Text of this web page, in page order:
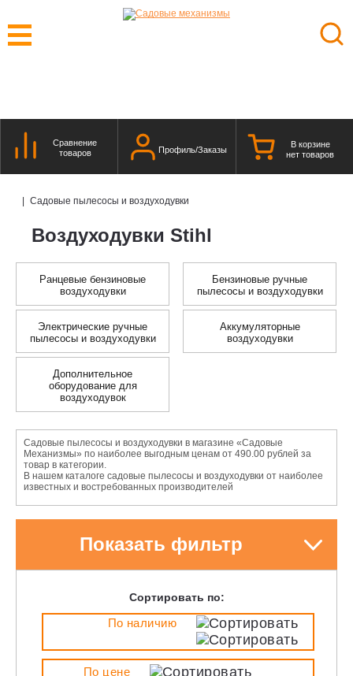
Сравнение
товаров
Профиль/Заказы
В корзине
нет товаров
| Садовые пылесосы и воздуходувки
Воздуходувки Stihl
Ранцевые бензиновые
воздуходувки
Бензиновые ручные
пылесосы и воздуходувки
Электрические ручные
пылесосы и воздуходувки
Аккумуляторные
воздуходувки
Дополнительное
оборудование для
воздуходувок
Садовые пылесосы и воздуходувки в магазине «Садовые
Механизмы» по наиболее выгодным ценам от 490.00 рублей за
товар в категории.
В нашем каталоге садовые пылесосы и воздуходувки от наиболее
известных и востребованных производителей
Показать фильтр
Сортировать по:
По наличию
По цене